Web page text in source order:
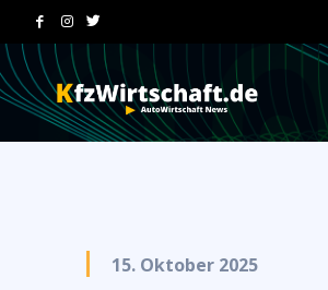
15. Oktober 2025